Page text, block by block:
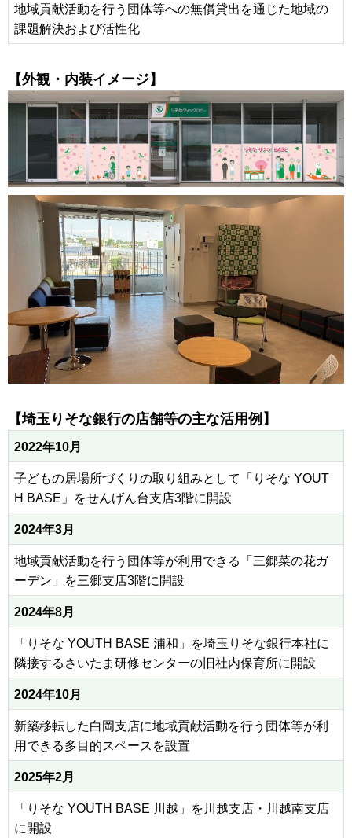
地域貢献活動を行う団体等への無償貸出を通じた地域の
課題解決および活性化
【外観・内装イメージ】
【埼玉りそな銀行の店舗等の主な活用例】
2022年10月
子どもの居場所づくりの取り組みとして「りそな YOUT
H BASE」をせんげん台支店3階に開設
2024年3月
地域貢献活動を行う団体等が利用できる「三郷菜の花ガ
ーデン」を三郷支店3階に開設
2024年8月
「りそな YOUTH BASE 浦和」を埼玉りそな銀行本社に
隣接するさいたま研修センターの旧社内保育所に開設
2024年10月
新築移転した白岡支店に地域貢献活動を行う団体等が利
用できる多目的スペースを設置
2025年2月
「りそな YOUTH BASE 川越」を川越支店・川越南支店
に開設